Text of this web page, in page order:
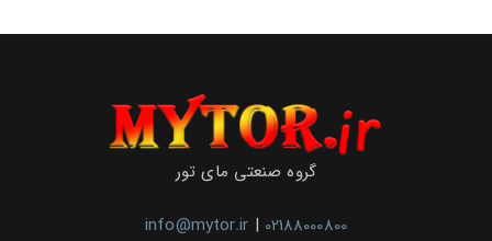
گروه صنعتی مای تور
info@mytor.ir | 02188000800